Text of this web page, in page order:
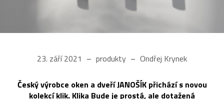
23. září 2021 produkty Ondřej Krynek
Český výrobce oken a dveří JANOŠÍK přichází s novou
kolekcí klik. Klika Bude je prostá, ale dotažená